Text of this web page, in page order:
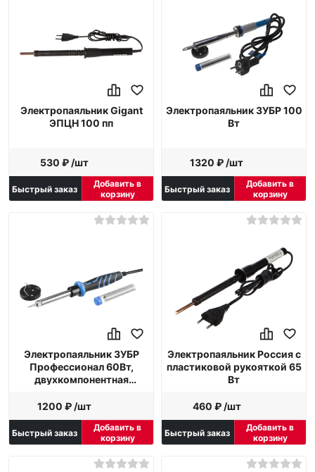
Электропаяльник Gigant
ЭПЦН 100 пп
530 ₽ /шт
Быстрый заказ
Добавить в
корзину
Электропаяльник ЗУБР 100
Вт
1320 ₽ /шт
Быстрый заказ
Добавить в
корзину
Электропаяльник ЗУБР
Профессионал 60Вт,
двухкомпонентная
и подставка
1200 ₽ /шт
Быстрый заказ
Добавить в
корзину
Электропаяльник Россия с
пластиковой рукояткой 65
Вт
460 ₽ /шт
Быстрый заказ
Добавить в
корзину